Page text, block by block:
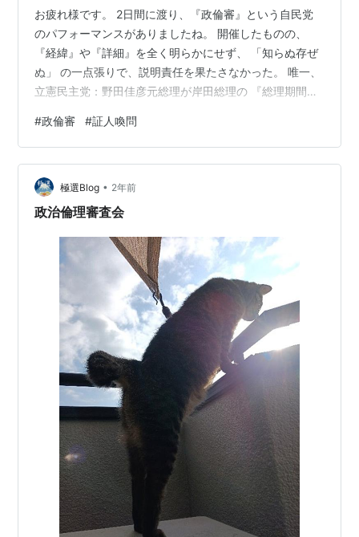
お疲れ様です。 2日間に渡り、『政倫審』という自民党
のパフォーマンスがありましたね。 開催したものの、
『経緯』や『詳細』を全く明らかにせず、 「知らぬ存ぜ
ぬ」 の一点張りで、説明責任を果たさなかった。 唯一、
立憲民主党：野田佳彦元総理が岸田総理の 『総理期間中
自民党も来年度の予算があるから下手にでていますが、
予算の審議を69時間やったのだから通過させるのは『数
の論理』からしたら簡単なこと。 野党が反発し、予算委
員長の解任決議案を出したところで意味はないが、この
決議案に与党である自民党が文句をいう筋合いも理解に
#政倫審 #証人喚問
極選Blog • 2年前
政治倫理審査会